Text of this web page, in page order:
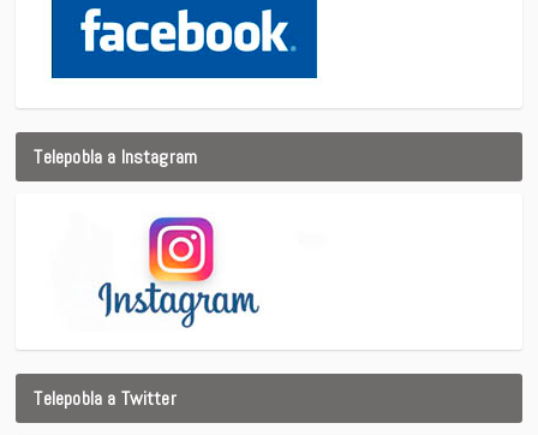
Telepobla a Instagram
Telepobla a Twitter